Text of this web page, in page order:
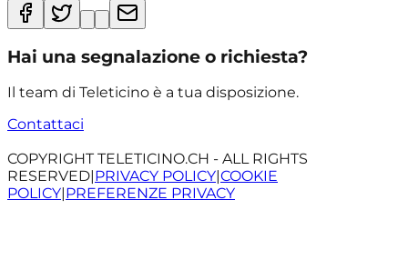
Hai una segnalazione o richiesta?
Il team di Teleticino è a tua disposizione.
Contattaci
COPYRIGHT TELETICINO.CH - ALL RIGHTS
RESERVED|PRIVACY POLICY|COOKIE
POLICY|PREFERENZE PRIVACY